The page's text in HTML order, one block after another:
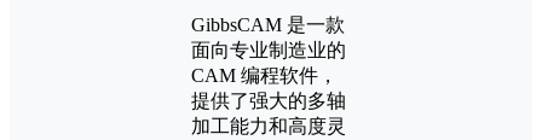
GibbsCAM 是一款
面向专业制造业的
CAM 编程软件，
提供了强大的多轴
加工能力和高度灵